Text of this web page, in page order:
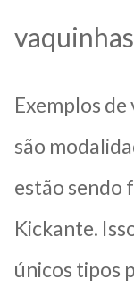
Exemplos
são
estão sendo
Kickante.
únicos tipos